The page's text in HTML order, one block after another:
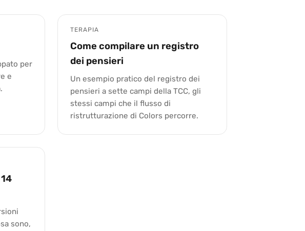
per
e
TERAPIA
Come compilare un registro
dei pensieri
Un esempio pratico del registro dei
pensieri a sette campi della TCC, gli
stessi campi che il flusso di
ristrutturazione di Colors percorre.
sono,